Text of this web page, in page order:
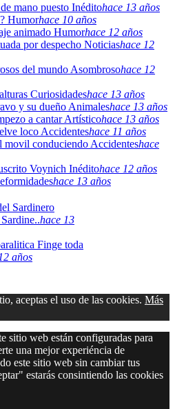
Inéditohace 13 años
Humorhace 10 años
Humorhace 12 años
Noticiashace 12
Asombrosohace 12
Curiosidadeshace 13 años
Animaleshace 13 años
Artísticohace 13 años
Accidenteshace 11 años
Accidenteshace
Inéditohace 12 años
hace 13 años
hace 13
Finge toda
años
aceptas el uso de las cookies. Más
sitio web están configuradas para
una mejor experiéncia de
este sitio web sin cambiar tus
estarás consintiendo las cookies